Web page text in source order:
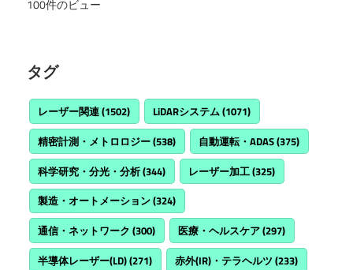
100件のビュー
タグ
レーザー関連(1502) LiDARシステム(1071)
精密計測・メトロロジー(538) 自動運転・ADAS(375)
科学研究・分光・分析(344) レーザー加工(325)
製造・オートメーション(324)
通信・ネットワーク (300) 医療・ヘルスケア(297)
半導体レーザー(LD)(271) 赤外(IR)・テラヘルツ (233)